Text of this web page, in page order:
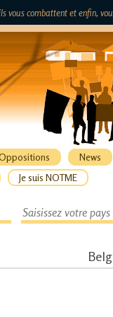
vous combattent et enfin,
News
Je suis NOTME